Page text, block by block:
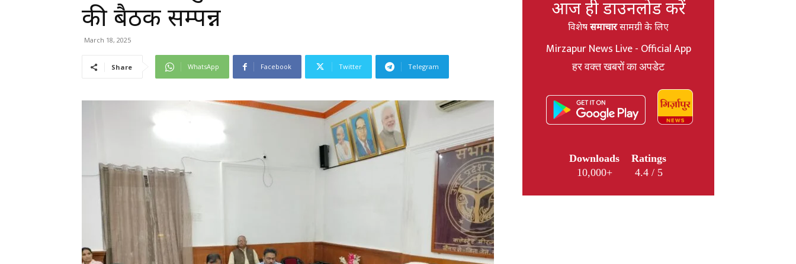
News,
की बैठक सम्पन्न
March 18, 2025
Share WhatsApp Facebook Twitter Telegram
आज ही डाउनलोड करें
विशेषसमाचारसामग्री के लिए
Mirzapur News Live - Official App
हर वक्त खबरों का अपडेट
Downloads
10,000+
Ratings
4.4 / 5